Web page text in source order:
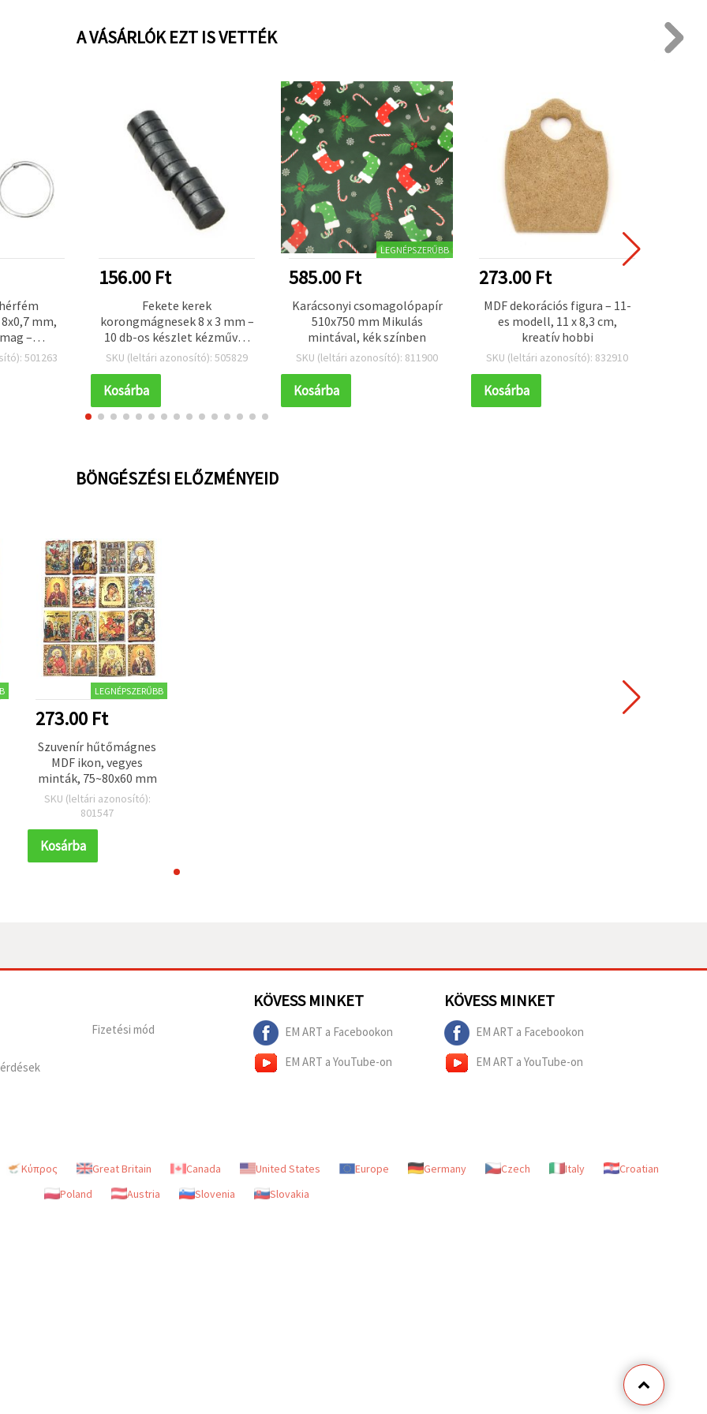
A VÁSÁRLÓK EZT IS VETTÉK
mm,
–
az
és DIY
501263
156.00 Ft
Fekete kerek
korongmágnesek 8 x 3 mm –
10 db-os készlet kézműves
hobbihoz, DIY projektekhez,
modellezéshez és
dekorációhoz
SKU (leltári azonosító): 505829
Kosárba
LEGNÉPSZERŰBB
585.00 Ft
Karácsonyi csomagolópapír
510x750 mm Mikulás
mintával, kék színben
SKU (leltári azonosító): 811900
Kosárba
273.00 Ft
MDF dekorációs figura – 11-
es modell, 11 x 8,3 cm,
kreatív hobbi
SKU (leltári azonosító): 832910
Kosárba
BÖNGÉSZÉSI ELŐZMÉNYEID
LEGNÉPSZERŰBB
273.00 Ft
Szuvenír hűtőmágnes
MDF ikon, vegyes
minták, 75~80x60 mm
SKU (leltári azonosító):
801547
Kosárba
Fizetési mód
KÖVESS MINKET
EM ART a Facebookon
EM ART a YouTube-on
KÖVESS MINKET
EM ART a Facebookon
EM ART a YouTube-on
Κύπρος Great Britain Canada United States Europe Germany Czech Italy
Croatian
Poland
Austria Slovenia Slovakia